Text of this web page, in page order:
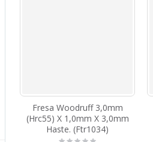
Fresa Woodruff 3,0mm
(Hrc55) X 1,0mm X 3,0mm
Haste. (Ftr1034)